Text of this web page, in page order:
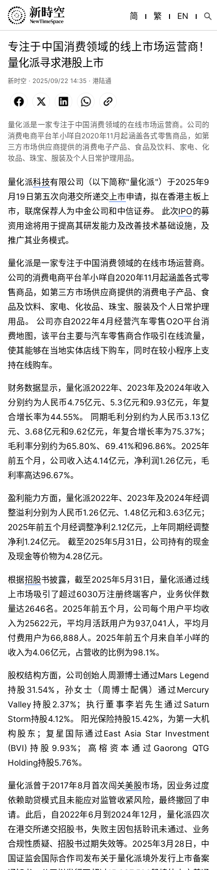
简 繁 EN
专注于中国消费领域的线上市场运营商！
量化派寻求港股上市
新时空 · 2025/09/22 14:35 · 港陆通
Facebook LinkedIn WhatsApp
量化派是一家专注于中国消费领域的在线市场运营商。公司的
消费电商平台羊小咩自2020年11月起涵盖各式零售商品，如第
三方市场供应商提供的消费电子产品、食品及饮料、家电、化
妆品、珠宝、服装及个人日常护理用品。
量化派科技有限公司（以下简称"量化派"）于2025年9
月19日第五次向港交所递交 上市申请，拟在香港主板上
市，联席保荐人为中金公司和中信证券。 此次IPO的募
资用途将用于提高其研发能力及改善技术基础设施，及
推广其业务模式。
量化派是一家专注于中国消费领域的在线市场运营商。
公司的消费电商平台羊小咩自2020年11月起涵盖各式零
售商品，如第三方市场供应商提供的消费电子产品、食
品及饮料、家电、化妆品、珠宝、服装及个人日常护理
用品。 公司亦自2022年4月经营汽车零售O2O平台消
费地图，该平台主要与汽车零售商合作吸引在线流量，
使其能够在当地实体店线下购车，同时在较小程序上支
持在线购车。
财务数据显示，量化派2022年、2023年及2024年收入
分别约为人民币4.75亿元、5.3亿元和9.93亿元，年复
合增长率为44.55%。 同期毛利分别约为人民币3.13亿
元、3.68亿元和9.62亿元，年复合增长率为75.37%；
毛利率分别约为65.80%、69.41%和96.86%。2025年
前五个月，公司收入达4.14亿元，净利润1.26亿元，毛
利率高达96.67%。
盈利能力方面，量化派2022年、2023年及2024年经调
整溢利分别为人民币1.26亿元、1.48亿元和3.63亿元；
2025年前五个月经调整净利2.12亿元，上年同期经调整
净利1.24亿元。 截至2025年5月31日，公司持有的现金
及现金等价物为4.28亿元。
根据招股书披露，截至2025年5月31日，量化派通过线
上市场吸引了超过6030万注册终端客户，业务伙伴数
量达2646名。2025年前五个月，公司每个用户平均收
入为25622元，平均月活跃用户为937,041人，平均月
付费用户为66,888人。2025年前五个月来自羊小咩的
收入为4.06亿元，占营收的比例为98.1%。
股权结构方面，公司创始人周灏博士通过Mars Legend
持股31.54%，孙女士（周博士配偶）通过Mercury
Valley持股2.37%；执行董事李岩先生通过Saturn
Storm持股4.12%。 阳光保险持股15.42%，为第一大机
构股东；复星国际通过East Asia Star Investment
(BVI)持股9.93%；高榕资本通过Gaorong QTG
Holding持股5.76%。
量化派曾于2017年8月首次闯关美股市场，因业务过度
依赖助贷模式且未能应对监管收紧风险，最终撤回了申
请。此后，自2022年6月到2024年12月，量化派四次
在港交所递交招股书，失败主因包括聆讯未通过、业务
合规性质疑、招股书过期失效等。2025年3月28日，中
国证监会国际合作司发布关于量化派境外发行上市备案